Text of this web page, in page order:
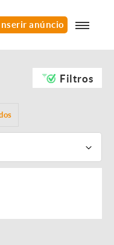
anúncio
Filtros